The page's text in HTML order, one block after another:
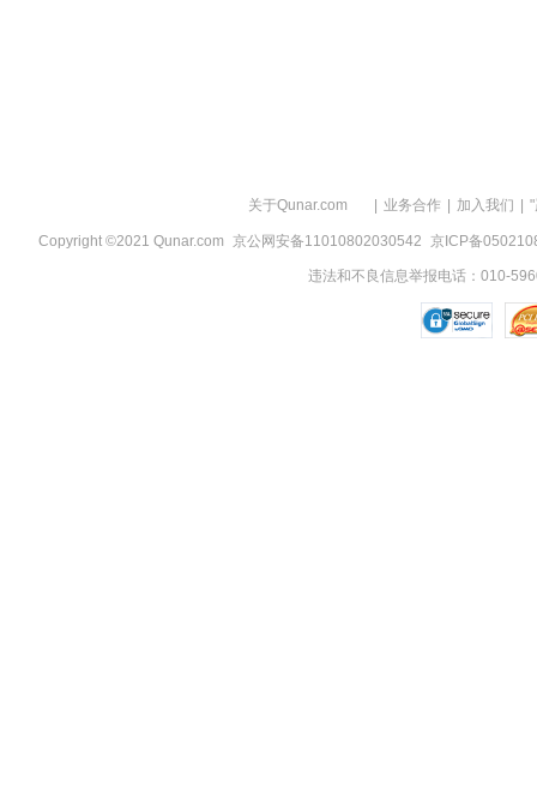
关于Qunar.com 业务合作 加入我们
Copyright ©2021 Qunar.com 京公网安备11010802030542 京ICP备
违法和不良信息举报电话：010-